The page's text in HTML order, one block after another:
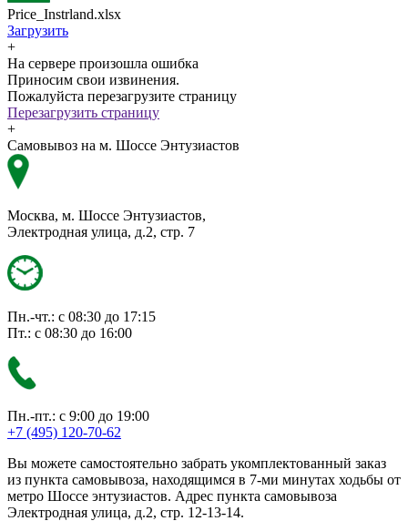
Price_Instrland.xlsx
Загрузить
+
На сервере произошла ошибка
Приносим свои извинения.
Пожалуйста перезагрузите страницу
Перезагрузить страницу
+
Самовывоз на м. Шоссе Энтузиастов
Москва, м. Шоссе Энтузиастов,
Электродная улица, д.2, стр. 7
Пн.-чт.: с 08:30 до 17:15
Пт.: с 08:30 до 16:00
Пн.-пт.: с 9:00 до 19:00
+7 (495) 120-70-62
Вы можете самостоятельно забрать укомплектованный заказ
из пункта самовывоза, находящимся в 7-ми минутах ходьбы от
метро Шоссе энтузиастов. Адрес пункта самовывоза
Электродная улица, д.2, стр. 12-13-14.